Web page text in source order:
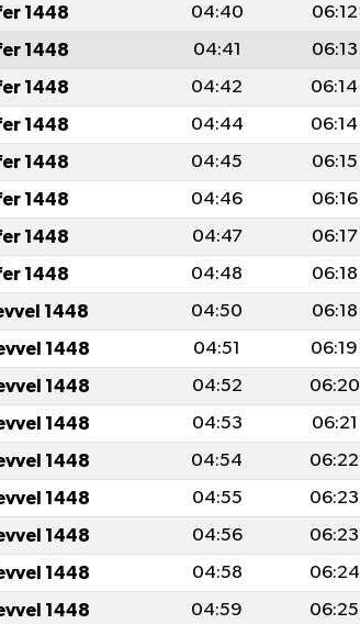
1448 04:40 06:12
1448 04:41 06:13
1448 04:42 06:14
1448 04:44 06:14
1448 04:45 06:15
1448 04:46 06:16
1448 04:47 06:17
1448 04:48 06:18
1448 04:50 06:18
1448 04:51 06:19
1448 04:52 06:20
1448 04:53 06:21
1448 04:54 06:22
1448 04:55 06:23
1448 04:56 06:23
1448 04:58 06:24
1448 04:59 06:25